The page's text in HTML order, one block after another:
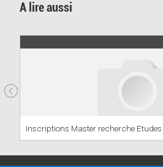
A lire aussi
Inscriptions Master recherche